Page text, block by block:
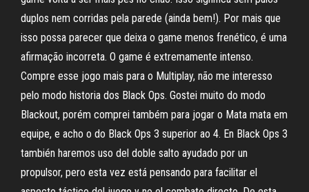
duplos nem corridas pela parede (ainda bem!). Por mais que
isso possa parecer que deixa o game menos frenético, é uma
afirmação incorreta. O game é extremamente intenso.
Compre esse jogo mais para o Multiplay, não me interesso
pelo modo historia dos Black Ops. Gostei muito do modo
Blackout, porém comprei também para jogar o Mata mata em
equipe, e acho o do Black Ops 3 superior ao 4. En Black Ops 3
también haremos uso del doble salto ayudado por un
propulsor, pero esta vez está pensando para facilitar el